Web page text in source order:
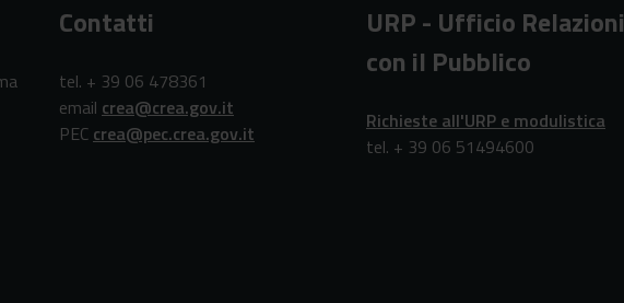
Contatti
tel. + 39 06 478361
email crea@crea.gov.it
PEC crea@pec.crea.gov.it
URP - Ufficio Relazioni
con il Pubblico
Richieste all'URP e modulistica
tel. + 39 06 51494600